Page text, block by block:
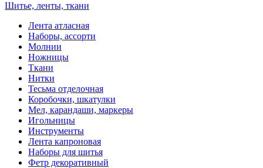
Шитье, ленты, ткани
Лента атласная
Наборы, ассорти
Молнии
Ножницы
Ткани
Нитки
Тесьма отделочная
Коробочки, шкатулки
Мел, карандаши, маркеры
Игольницы
Инструменты
Лента капроновая
Наборы для шитья
Фетр декоративный